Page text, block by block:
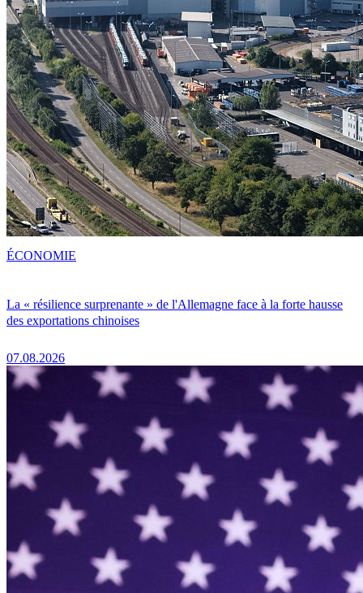
La « résilience surprenante » de l'Allemagne face à la forte hausse
des exportations chinoises
07.08.2026
ÉCONOMIE